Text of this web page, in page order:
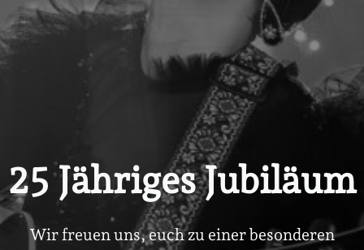
25 Jähriges Jubiläum
Wir freuen uns, euch zu einer besonderen